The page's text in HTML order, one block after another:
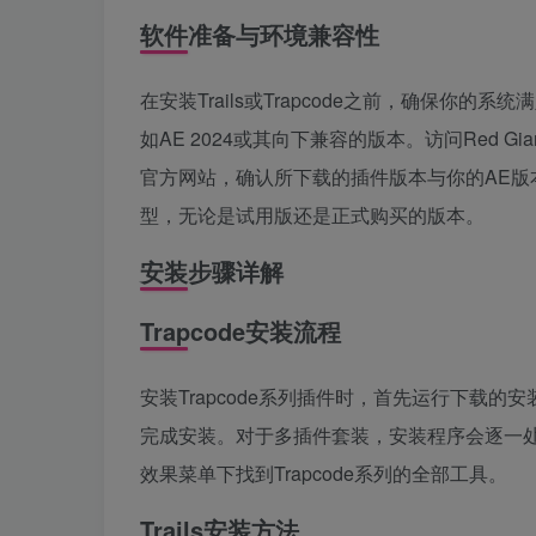
软件准备与环境兼容性
在安装Trails或Trapcode之前，确保你的系统
如AE 2024或其向下兼容的版本。访问Red
官方网站，确认所下载的插件版本与你的AE
型，无论是试用版还是正式购买的版本。
安装步骤详解
Trapcode安装流程
安装Trapcode系列插件时，首先运行下载的
完成安装。对于多插件套装，安装程序会逐
效果菜单下找到Trapcode系列的全部工具。